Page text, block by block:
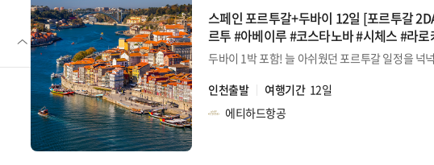
스페인 포르투갈+두바이 12일 [포르투갈
르투 #아베이루 #코스타노바 #시체스 #라로
인천출발
여행기간 12일
에티하드항공